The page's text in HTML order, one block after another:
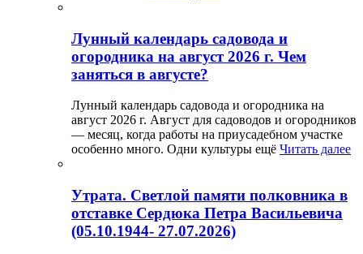
Лунный календарь садовода и
огородника на август 2026 г. Чем
заняться в августе?
Лунный календарь садовода и огородника на
август 2026 г. Август для садоводов и огородников
— месяц, когда работы на приусадебном участке
особенно много. Одни культуры ещё Читать далее
Утрата. Светлой памяти полковника в
отставке Сердюка Петра Васильевича
(05.10.1944- 27.07.2026)